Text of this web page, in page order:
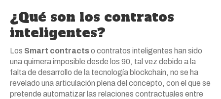
¿Qué son los contratos
inteligentes?
Los Smart contractso contratos inteligentes han sido
una quimera imposible desde los 90, tal vez debido a la
falta de desarrollo de la tecnología blockchain, no se ha
revelado una articulación plena del concepto, con el que se
pretende automatizar las relaciones contractuales entre